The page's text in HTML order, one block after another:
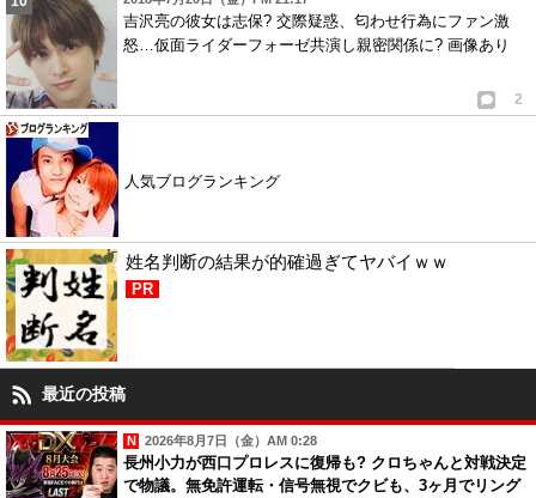
吉沢亮の彼女は志保? 交際疑惑、匂わせ行為にファン激
怒…仮面ライダーフォーゼ共演し親密関係に? 画像あり
2
人気ブログランキング
姓名判断の結果が的確過ぎてヤバイｗｗ
PR
最近の投稿
2026年8月7日（金）AM 0:28
長州小力が西口プロレスに復帰も? クロちゃんと対戦決定
で物議。無免許運転・信号無視でクビも、3ヶ月でリング